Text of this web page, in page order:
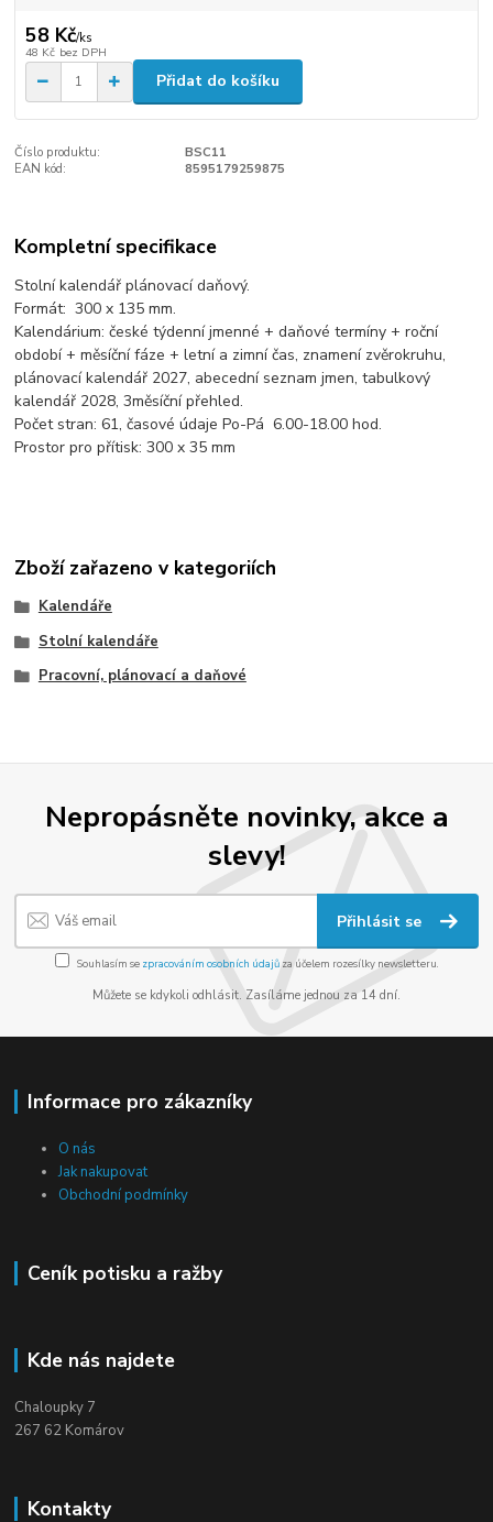
58 Kč/ks
48 Kč bez DPH
Přidat do košíku
Číslo produktu:
BSC11
EAN kód:
8595179259875
Kompletní specifikace
Stolní kalendář plánovací daňový.
Formát: 300 x 135 mm.
Kalendárium: české týdenní jmenné + daňové termíny + roční
období + měsíční fáze + letní a zimní čas, znamení zvěrokruhu,
plánovací kalendář 2027, abecední seznam jmen, tabulkový
kalendář 2028, 3měsíční přehled.
Počet stran: 61, časové údaje Po-Pá 6.00-18.00 hod.
Prostor pro přítisk: 300 x 35 mm
Zboží zařazeno v kategoriích
Kalendáře
Stolní kalendáře
Pracovní, plánovací a daňové
Nepropásněte novinky, akce a
slevy!
Přihlásit se
Souhlasím se zpracováním osobních údajůza účelem rozesílky newsletteru.
Můžete se kdykoli odhlásit. Zasíláme jednou za 14 dní.
Informace pro zákazníky
O nás
Jak nakupovat
Obchodní podmínky
Ceník potisku a ražby
Kde nás najdete
Chaloupky 7
267 62 Komárov
Kontakty